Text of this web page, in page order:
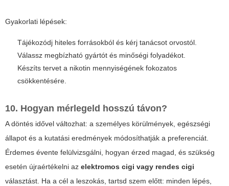
Gyakorlati lépések:
Tájékozódj hiteles forrásokból és kérj tanácsot orvostól.
Válassz megbízható gyártót és minőségi folyadékot.
Készíts tervet a nikotin mennyiségének fokozatos
csökkentésére.
10. Hogyan mérlegeld hosszú távon?
A döntés idővel változhat: a személyes körülmények, egészségi
állapot és a kutatási eredmények módosíthatják a preferenciát.
Érdemes évente felülvizsgálni, hogyan érzed magad, és szükség
esetén újraértékelni az elektromos cigi vagy rendes cigi
választást. Ha a cél a leszokás, tartsd szem előtt: minden lépés,